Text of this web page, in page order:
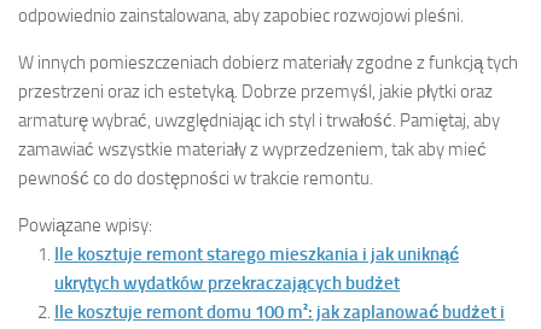
odpowiednio zainstalowana, aby zapobiec rozwojowi pleśni.
W innych pomieszczeniach dobierz materiały zgodne z funkcją tych
przestrzeni oraz ich estetyką. Dobrze przemyśl, jakie płytki oraz
armaturę wybrać, uwzględniając ich styl i trwałość. Pamiętaj, aby
zamawiać wszystkie materiały z wyprzedzeniem, tak aby mieć
pewność co do dostępności w trakcie remontu.
Powiązane wpisy:
Ile kosztuje remont starego mieszkania i jak uniknąć
ukrytych wydatków przekraczających budżet
Ile kosztuje remont domu 100 m²: jak zaplanować budżet i